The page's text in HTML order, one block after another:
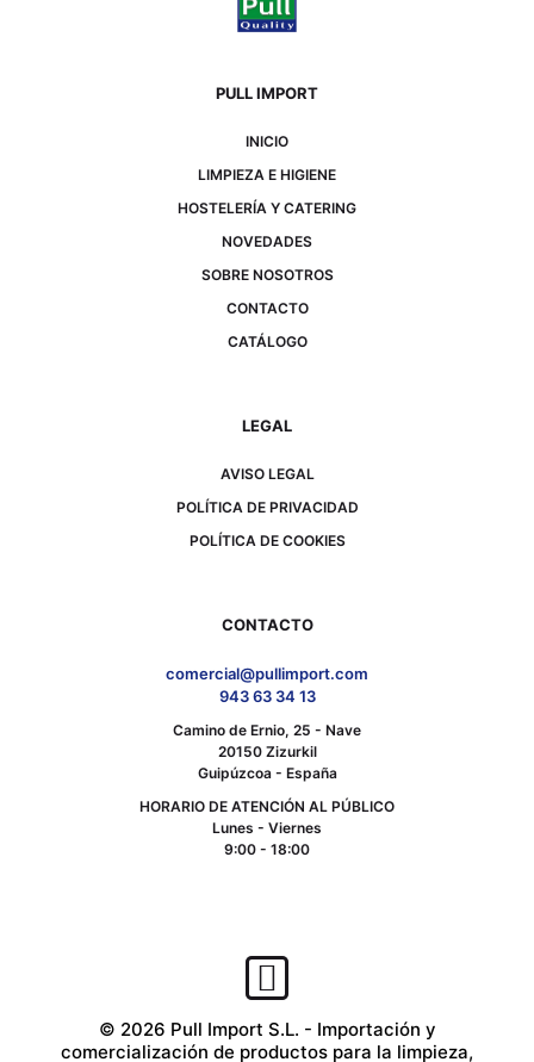
PULL IMPORT
INICIO
LIMPIEZA E HIGIENE
HOSTELERÍA Y CATERING
NOVEDADES
SOBRE NOSOTROS
CONTACTO
CATÁLOGO
LEGAL
AVISO LEGAL
POLÍTICA DE PRIVACIDAD
POLÍTICA DE COOKIES
CONTACTO
comercial@pullimport.com
943 63 34 13
Camino de Ernio, 25 - Nave
20150 Zizurkil
Guipúzcoa - España
HORARIO DE ATENCIÓN AL PÚBLICO
Lunes - Viernes
9:00 - 18:00
© 2026 Pull Import S.L. - Importación y
comercialización de productos para la limpieza,